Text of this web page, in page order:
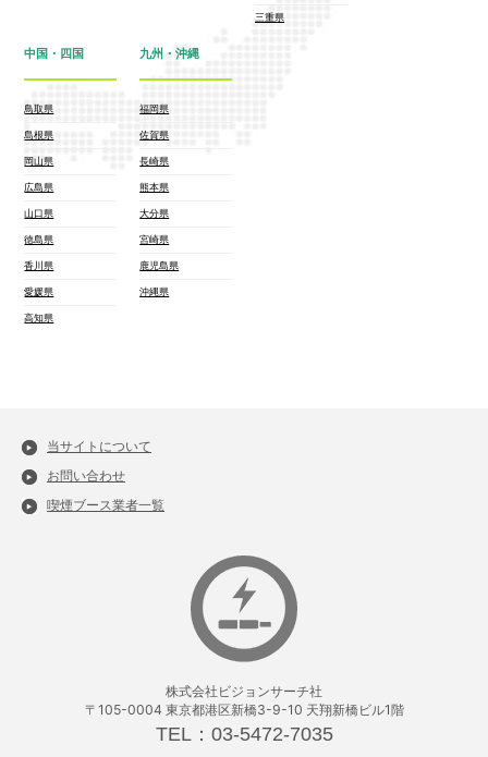
三重県
中国・四国
鳥取県
島根県
岡山県
広島県
山口県
徳島県
香川県
愛媛県
高知県
九州・沖縄
福岡県
佐賀県
長崎県
熊本県
大分県
宮崎県
鹿児島県
沖縄県
当サイトについて
お問い合わせ
喫煙ブース業者一覧
株式会社ビジョンサーチ社
〒105-0004 東京都港区新橋3-9-10 天翔新橋ビル1階
TEL：03-5472-7035